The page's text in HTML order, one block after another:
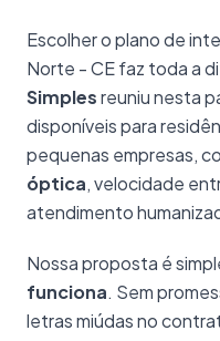
Escolher o plano de
Norte - CE faz toda a
Simplesreuniu nesta
disponíveis para
pequenas empresas,
óptica, velocidade
atendimento
Nossa proposta é
funciona. Sem
letras miúdas no